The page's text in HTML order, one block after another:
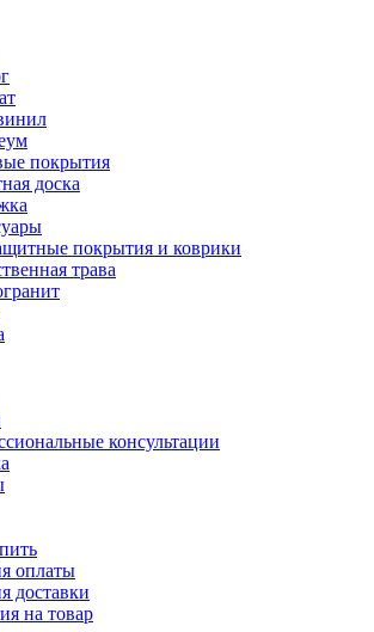
покрытия
доска
покрытия и коврики
трава
консультации
оплаты
доставки
на товар